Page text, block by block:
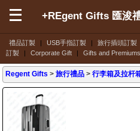
禮品訂製 | USB手指訂製 | 旅行插頭訂製
訂製
| Corporate Gift | Gifts and Premiums
+REgent Gifts 匯浚
Regent Gifts >旅行禮品 >行李箱及拉杆